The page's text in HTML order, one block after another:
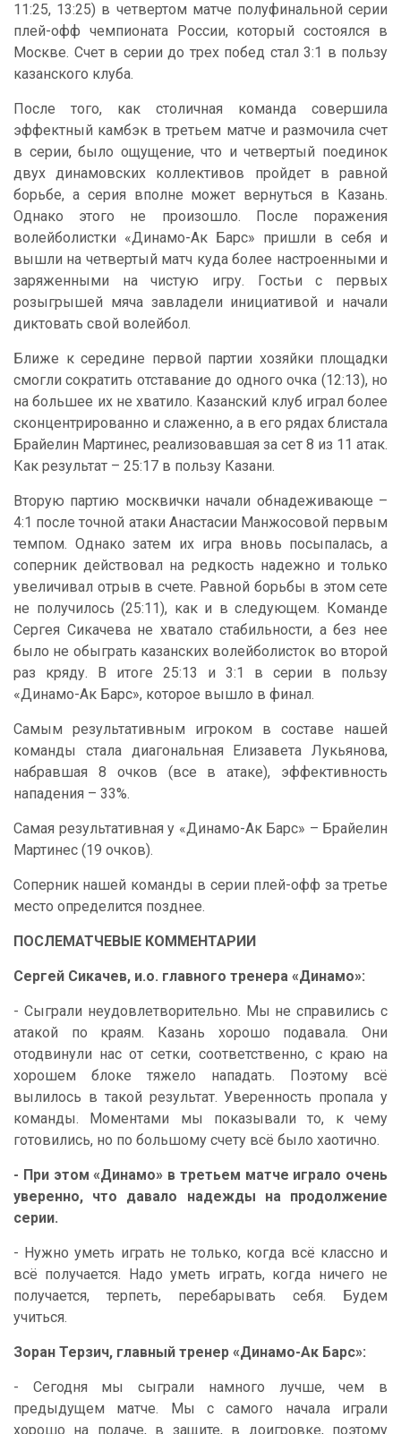
11:25, 13:25) в четвертом матче полуфинальной серии
плей-офф чемпионата России, который состоялся в
Москве. Счет в серии до трех побед стал 3:1 в пользу
казанского клуба.
После того, как столичная команда совершила
эффектный камбэк в третьем матче и размочила счет
в серии, было ощущение, что и четвертый поединок
двух динамовских коллективов пройдет в равной
борьбе, а серия вполне может вернуться в Казань.
Однако этого не произошло. После поражения
волейболистки «Динамо-Ак Барс» пришли в себя и
вышли на четвертый матч куда более настроенными и
заряженными на чистую игру. Гостьи с первых
розыгрышей мяча завладели инициативой и начали
диктовать свой волейбол.
Ближе к середине первой партии хозяйки площадки
смогли сократить отставание до одного очка (12:13), но
на большее их не хватило. Казанский клуб играл более
сконцентрированно и слаженно, а в его рядах блистала
Брайелин Мартинес, реализовавшая за сет 8 из 11 атак.
Как результат – 25:17 в пользу Казани.
Вторую партию москвички начали обнадеживающе –
4:1 после точной атаки Анастасии Манжосовой первым
темпом. Однако затем их игра вновь посыпалась, а
соперник действовал на редкость надежно и только
увеличивал отрыв в счете. Равной борьбы в этом сете
не получилось (25:11), как и в следующем. Команде
Сергея Сикачева не хватало стабильности, а без нее
было не обыграть казанских волейболисток во второй
раз кряду. В итоге 25:13 и 3:1 в серии в пользу
«Динамо-Ак Барс», которое вышло в финал.
Самым результативным игроком в составе нашей
команды стала диагональная Елизавета Лукьянова,
набравшая 8 очков (все в атаке), эффективность
нападения – 33%.
Самая результативная у «Динамо-Ак Барс» – Брайелин
Мартинес (19 очков).
Соперник нашей команды в серии плей-офф за третье
место определится позднее.
ПОСЛЕМАТЧЕВЫЕ КОММЕНТАРИИ
Сергей Сикачев, и.о. главного тренера «Динамо»:
- Сыграли неудовлетворительно. Мы не справились с
атакой по краям. Казань хорошо подавала. Они
отодвинули нас от сетки, соответственно, с краю на
хорошем блоке тяжело нападать. Поэтому всё
вылилось в такой результат. Уверенность пропала у
команды. Моментами мы показывали то, к чему
готовились, но по большому счету всё было хаотично.
- При этом «Динамо» в третьем матче играло очень
уверенно, что давало надежды на продолжение
серии.
- Нужно уметь играть не только, когда всё классно и
всё получается. Надо уметь играть, когда ничего не
получается, терпеть, перебарывать себя. Будем
учиться.
Зоран Терзич, главный тренер «Динамо-Ак Барс»:
- Сегодня мы сыграли намного лучше, чем в
предыдущем матче. Мы с самого начала играли
хорошо на подаче, в защите, в доигровке, поэтому